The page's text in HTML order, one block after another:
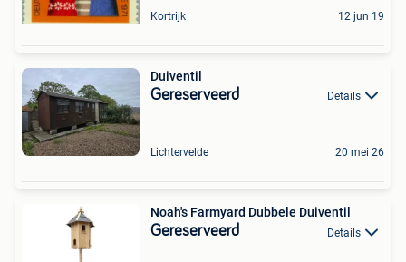
Kortrijk 12 jun 19
Duiventil
Gereserveerd Details
Lichtervelde 20 mei 26
Noah's Farmyard Dubbele Duiventil
Gereserveerd Details